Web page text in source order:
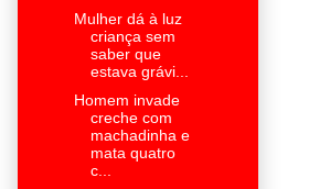
Mulher dá à luz
criança sem
saber que
estava grávi...
Homem invade
creche com
machadinha e
mata quatro
c...